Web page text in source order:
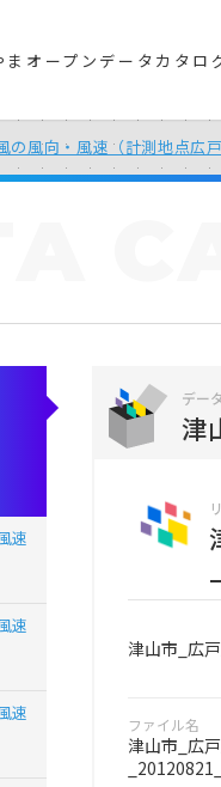
まオープンデータカタロ
の風向・風速（計測地点広
デー
津
津山市_広
ファイル名
津山市_広
速
速
速